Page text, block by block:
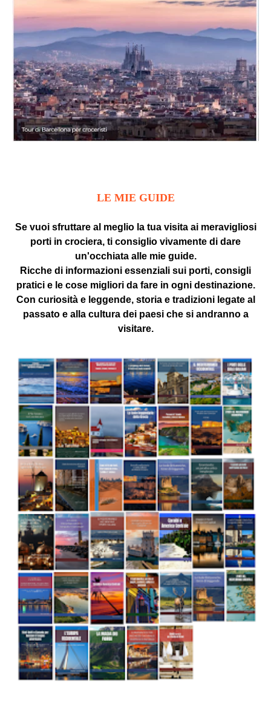
LE MIE GUIDE
Se vuoi sfruttare al meglio la tua visita ai meravigliosi
porti in crociera, ti consiglio vivamente di dare
un'occhiata alle mie guide.
Ricche di informazioni essenziali sui porti, consigli
pratici e le cose migliori da fare in ogni destinazione.
Con curiosità e leggende, storia e tradizioni legate al
passato e alla cultura dei paesi che si andranno a
visitare.